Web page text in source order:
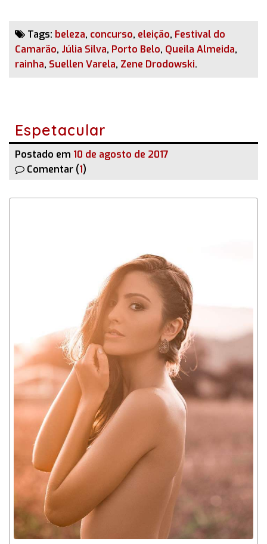
Tags: beleza, concurso, eleição, Festival do
Camarão, Júlia Silva, Porto Belo, Queila Almeida,
rainha, Suellen Varela, Zene Drodowski.
Espetacular
Postado em 10 de agosto de 2017
Comentar (1)